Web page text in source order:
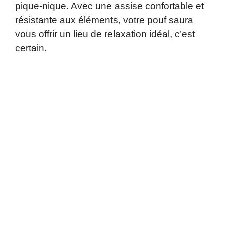
pique-nique. Avec une assise confortable et
résistante aux éléments, votre pouf saura
vous offrir un lieu de relaxation idéal, c’est
certain.